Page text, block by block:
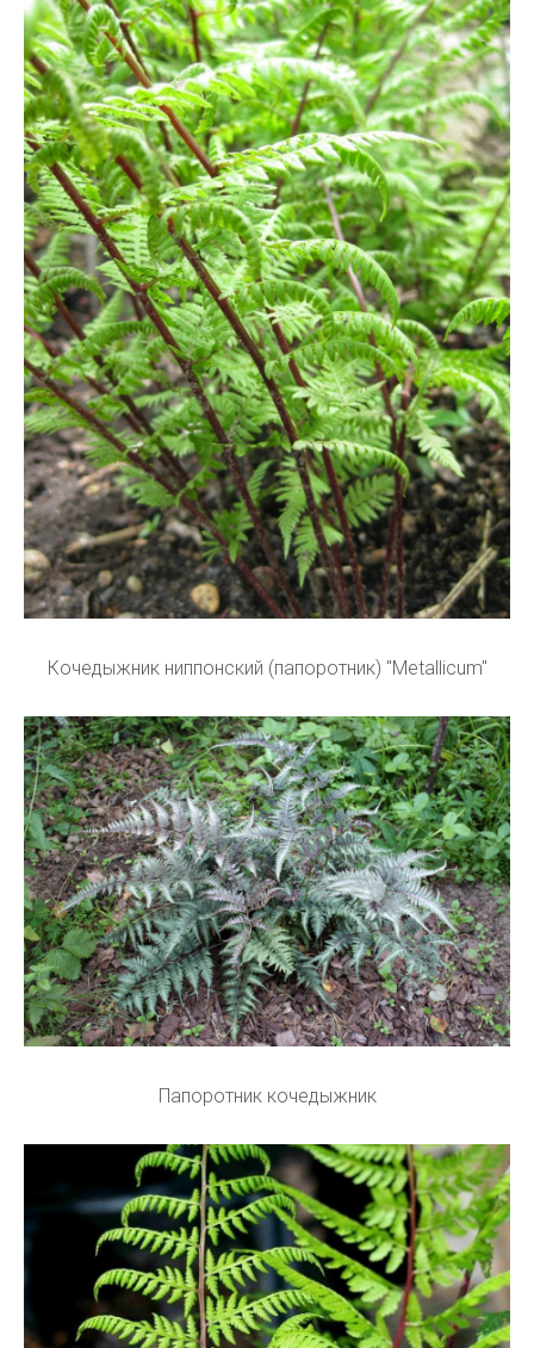
Кочедыжник ниппонский (папоротник) "Metallicum"
Папоротник кочедыжник